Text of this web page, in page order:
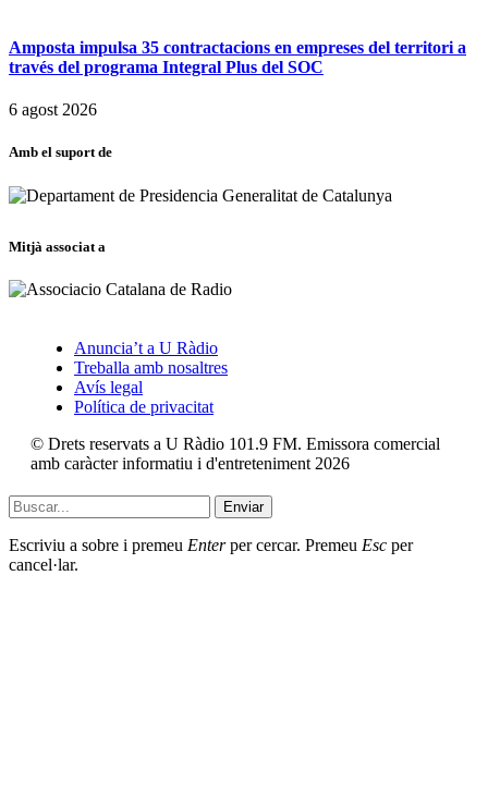
Amposta impulsa 35 contractacions en empreses del territori a
través del programa Integral Plus del SOC
6 agost 2026
Amb el suport de
Mitjà associat a
Anuncia’t a U Ràdio
Treballa amb nosaltres
Avís legal
Política de privacitat
© Drets reservats a U Ràdio 101.9 FM. Emissora comercial
amb caràcter informatiu i d'entreteniment 2026
Enviar
Escriviu a sobre i premeu Enterper cercar. Premeu Esc per
cancel·lar.